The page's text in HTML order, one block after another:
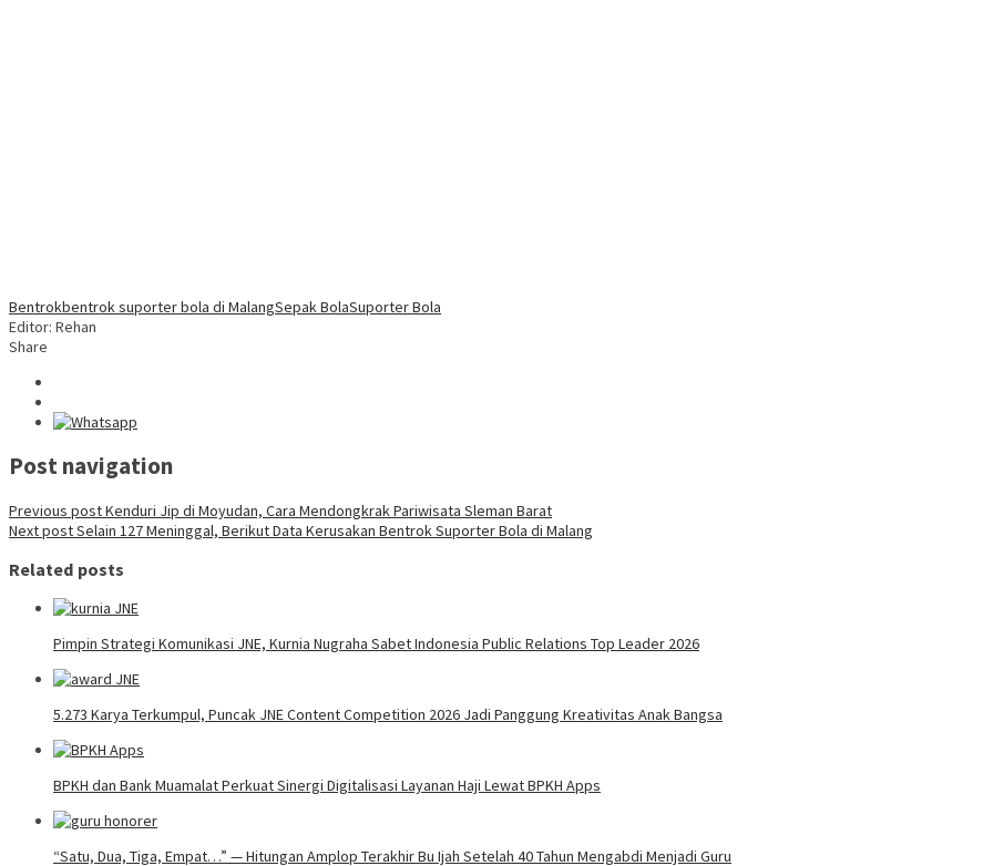
Bentrokbentrok suporter bola di MalangSepak BolaSuporter Bola
Editor: Rehan
Share
Post navigation
Previous postKenduri Jip di Moyudan, Cara Mendongkrak Pariwisata Sleman Barat
Next postSelain 127 Meninggal, Berikut Data Kerusakan Bentrok Suporter Bola di Malang
Related posts
Pimpin Strategi Komunikasi JNE, Kurnia Nugraha Sabet Indonesia Public Relations Top Leader 2026
5.273 Karya Terkumpul, Puncak JNE Content Competition 2026 Jadi Panggung Kreativitas Anak Bangsa
BPKH dan Bank Muamalat Perkuat Sinergi Digitalisasi Layanan Haji Lewat BPKH Apps
“Satu, Dua, Tiga, Empat…” — Hitungan Amplop Terakhir Bu Ijah Setelah 40 Tahun Mengabdi Menjadi Guru